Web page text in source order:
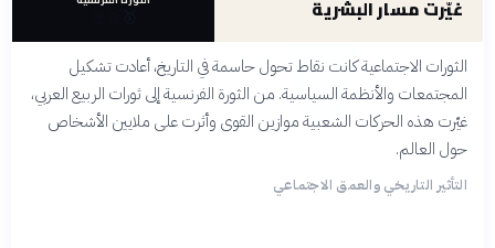
غيّرت مسار البشرية
الثورات الاجتماعية كانت نقاط تحول حاسمة في التاريخ، أعادت تشكيل
المجتمعات والأنظمة السياسية. من الثورة الفرنسية إلى ثورات الربيع العربي،
غيّرت هذه الحركات الشعبية موازين القوى وأثرت على ملايين الأشخاص
حول العالم.
التأثير التاريخي والعمق الاجتماعي